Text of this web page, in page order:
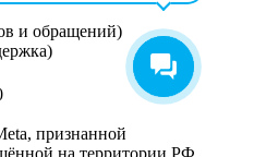
и обращений)
признанной
на территории РФ